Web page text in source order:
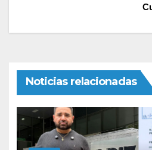
Noticias relacionadas